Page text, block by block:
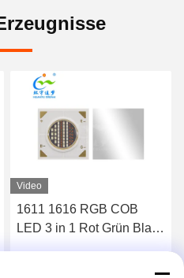
Video
1611 1616 RGB COB
LED 3 in 1 Rot Grün Blau